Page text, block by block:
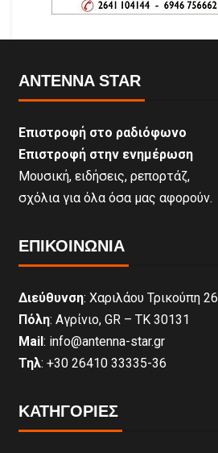
ANTENNA STAR
Επιστροφή στο ραδιόφωνο
Επιστροφή στην ενημέρωση
Μουσική, ειδήσεις, ρεπορτάζ,
σχόλια για όλα όσα μας αφορούν.
ΕΠΙΚΟΙΝΩΝΊΑ
Διεύθυνση: Χαριλάου Τρικούπη 26
Πόλη: Αγρίνιο, GR – ΤΚ 30131
Mail: info@antenna-star.gr
Τηλ: +30 26410 33335-36
ΚΑΤΗΓΟΡΙΕΣ